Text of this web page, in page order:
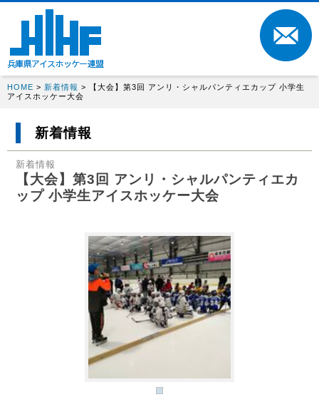
HOME > 新着情報 > 【大会】第3回 アンリ・シャルパンティエカップ 小学生
アイスホッケー大会
新着情報
新着情報
【大会】第3回 アンリ・シャルパンティエカ
ップ 小学生アイスホッケー大会